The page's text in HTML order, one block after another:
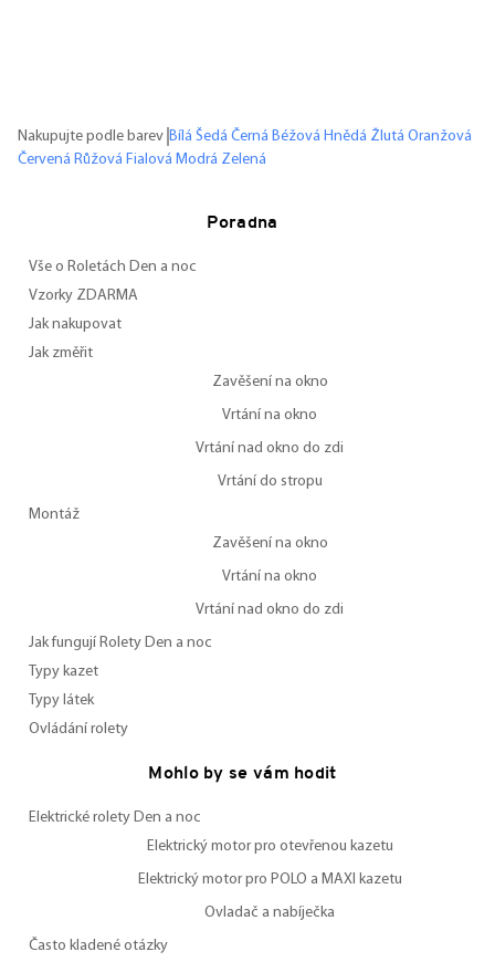
Nakupujte podle barev Bílá Šedá Černá Béžová Hnědá Žlutá Oranžová
Červená Růžová Fialová Modrá Zelená
Poradna
Vše o Roletách Den a noc
Vzorky ZDARMA
Jak nakupovat
Jak změřit
Zavěšení na okno
Vrtání na okno
Vrtání nad okno do zdi
Vrtání do stropu
Montáž
Zavěšení na okno
Vrtání na okno
Vrtání nad okno do zdi
Jak fungují Rolety Den a noc
Typy kazet
Typy látek
Ovládání rolety
Mohlo by se vám hodit
Elektrické rolety Den a noc
Elektrický motor pro otevřenou kazetu
Elektrický motor pro POLO a MAXI kazetu
Ovladač a nabíječka
Často kladené otázky